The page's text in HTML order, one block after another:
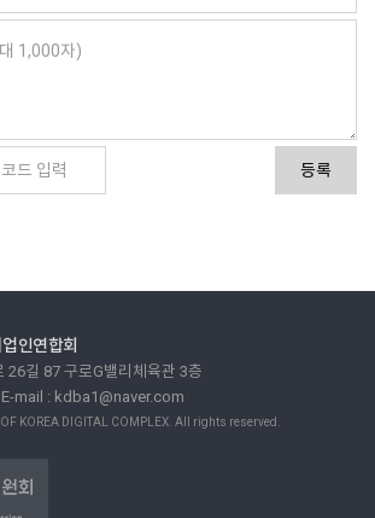
등록
인연합회
26길 87 구로G밸리체육관 3층
E-mail : kdba1@naver.com
KOREA DIGITAL COMPLEX. All rights reserved.